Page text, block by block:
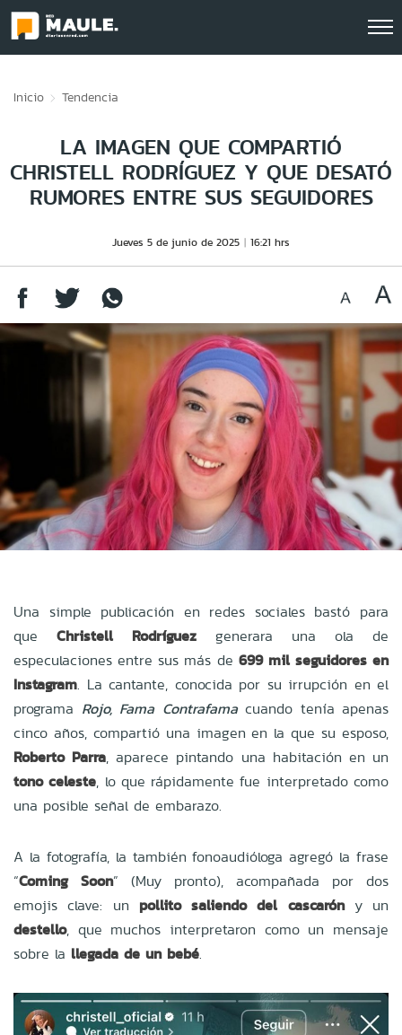
Inicio Tendencia
LA IMAGEN QUE COMPARTIÓ
CHRISTELL RODRÍGUEZ Y QUE DESATÓ
RUMORES ENTRE SUS SEGUIDORES
Jueves 5 de junio de 2025 16:21 hrs
Una simple publicación en redes sociales bastó para
que Christell Rodríguez generara una ola de
especulaciones entre sus más de 699 mil seguidores en
Instagram. La cantante, conocida por su irrupción en el
programa Rojo, Fama Contrafamacuando tenía apenas
cinco años, compartió una imagen en la que su esposo,
Roberto Parra, aparece pintando una habitación en un
tono celeste, lo que rápidamente fue interpretado como
una posible señal de embarazo.
A la fotografía, la también fonoaudióloga agregó la frase
“Coming Soon” (Muy pronto), acompañada por dos
emojis clave: un pollito saliendo del cascaróny un
destello, que muchos interpretaron como un mensaje
sobre la llegada de un bebé.